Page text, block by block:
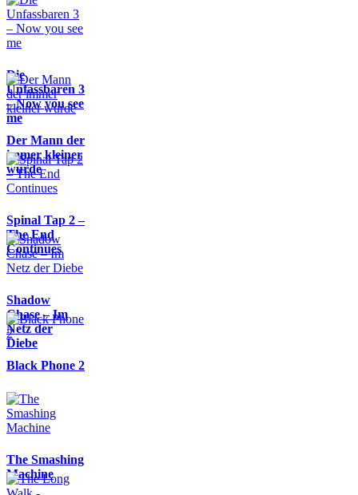
Die
Unfassbaren 3
– Now you see
me
Der Mann der
immer kleiner
wurde
Spinal Tap 2 –
The End
Continues
Shadow
Chase – Im
Netz der
Diebe
Black Phone 2
The Smashing
Machine